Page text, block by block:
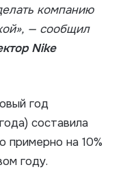
компанию
— сообщил
Nike
год
составила
примерно на 10%
году.